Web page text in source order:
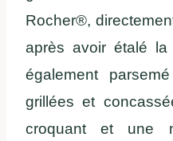
Rocher®,
après avoir étalé la
également
grillées et
croquant et une